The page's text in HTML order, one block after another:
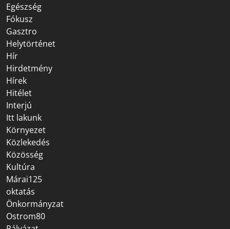
Egészség
Fókusz
Gasztro
Helytörténet
Hír
Hirdetmény
Hírek
Hitélet
Interjú
Itt lakunk
Környezet
Közlekedés
Közösség
Kultúra
Márai125
oktatás
Önkormányzat
Ostrom80